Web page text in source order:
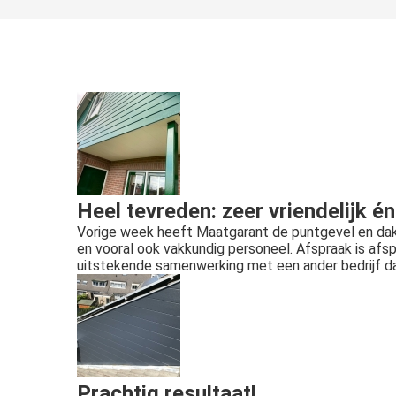
Heel tevreden: zeer vriendelijk
Vorige week heeft Maatgarant de puntgevel en
en vooral ook vakkundig personeel. Afspraak is
uitstekende samenwerking met een ander bedrijf